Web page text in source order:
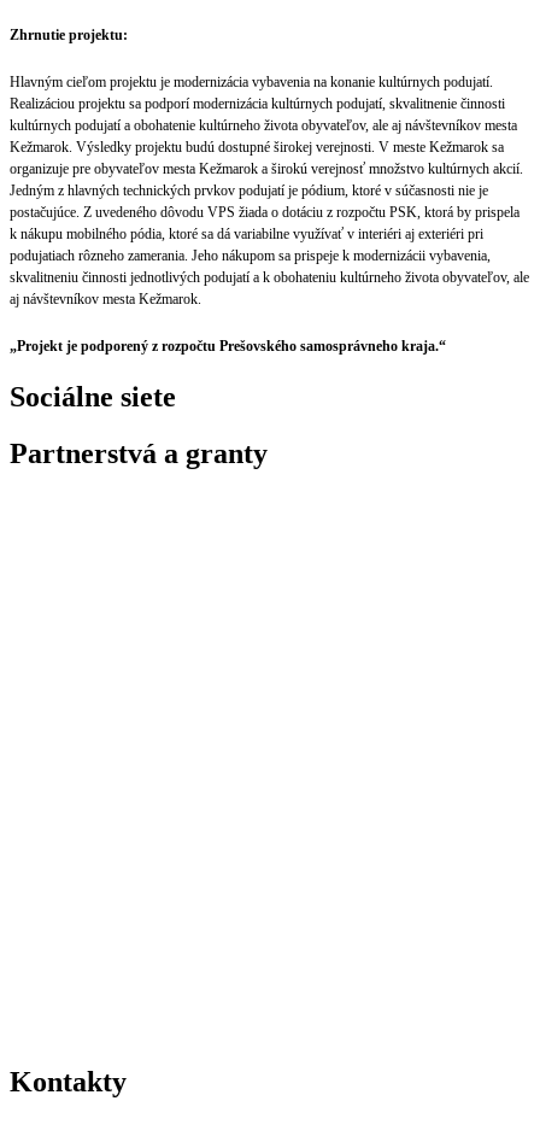
Zhrnutie projektu:
Hlavným cieľom projektu je modernizácia vybavenia na konanie kultúrnych podujatí.
Realizáciou projektu sa podporí modernizácia kultúrnych podujatí, skvalitnenie činnosti
kultúrnych podujatí a obohatenie kultúrneho života obyvateľov, ale aj návštevníkov mesta
Kežmarok. Výsledky projektu budú dostupné širokej verejnosti. V meste Kežmarok sa
organizuje pre obyvateľov mesta Kežmarok a širokú verejnosť množstvo kultúrnych akcií.
Jedným z hlavných technických prvkov podujatí je pódium, ktoré v súčasnosti nie je
postačujúce. Z uvedeného dôvodu VPS žiada o dotáciu z rozpočtu PSK, ktorá by prispela
k nákupu mobilného pódia, ktoré sa dá variabilne využívať v interiéri aj exteriéri pri
podujatiach rôzneho zamerania. Jeho nákupom sa prispeje k modernizácii vybavenia,
skvalitneniu činnosti jednotlivých podujatí a k obohateniu kultúrneho života obyvateľov, ale
aj návštevníkov mesta Kežmarok.
„Projekt je podporený z rozpočtu Prešovského samosprávneho kraja.“
Sociálne siete
Partnerstvá a granty
Kontakty